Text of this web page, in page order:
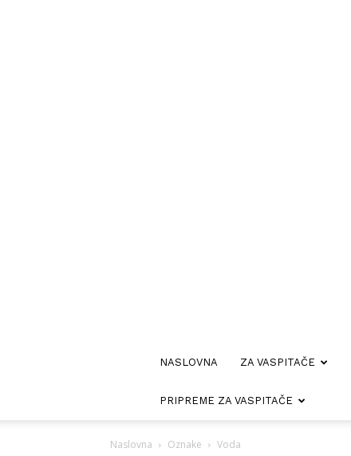
NASLOVNA ZA VASPITAČE
PRIPREME ZA VASPITAČE
Naslovna Oznake Voda